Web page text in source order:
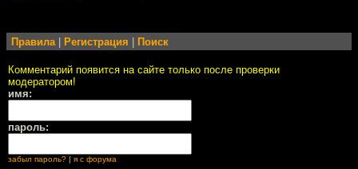
Правила| Регистрация Поиск
Комментарий появится на сайте только после проверки
модератором!
имя:
пароль:
забыл пароль? я с форума